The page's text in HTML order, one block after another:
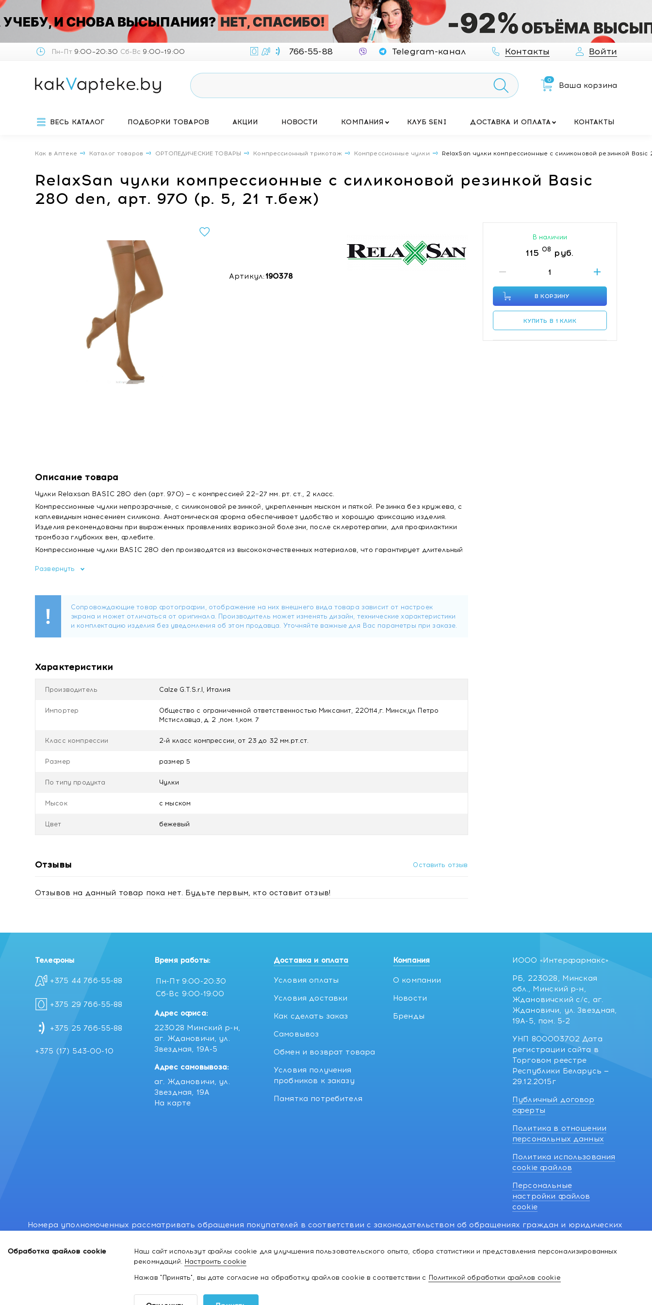
Пн–Пт9:00–20:30 Сб-Вс 9:00–19:00 766-55-88 Telegram-канал Контакты Войти
0
Ваша корзина
ВЕСЬ КАТАЛОГ ПОДБОРКИ ТОВАРОВ АКЦИИ НОВОСТИ КОМПАНИЯ КЛУБ SENI ДОСТАВКА И ОПЛАТА КОНТАКТЫ
Как в Аптеке Каталог товаров ОРТОПЕДИЧЕСКИЕ ТОВАРЫ Компрессионный трикотаж Компрессионные чулки RelaxSan чулки компрессионные с силиконовой резинкой Basic
RelaxSan чулки компрессионные с силиконовой резинкой Basic
280 den, арт. 970 (р. 5, 21 т.беж)
Артикул:190378
Описание товара
Чулки Relaxsan BASIC 280 den (арт. 970) — с компрессией 22−27 мм. рт. ст., 2 класс.
Компрессионные чулки непрозрачные, с силиконовой резинкой, укрепленным мыском и пяткой. Резинка без кружева, с
каплевидным нанесением силикона. Анатомическая форма обеспечивает удобство и хорошую фиксацию изделия.
Изделия рекомендованы при выраженных проявлениях варикозной болезни, после склеротерапии, для профилактики
тромбоза глубоких вен, флебите.
Компрессионные чулки BASIC 280 den производятся из высококачественных материалов, что гарантирует длительный
Развернуть
Характеристики
Производитель Calze G.T.S.r.l, Италия
Импортер
Общество с ограниченной ответственностью Миксанит, 220114,г. Минск,ул Петро
Мстиславца, д. 2 ,пом. 1,ком. 7
Класс компрессии 2-й класс компрессии, от 23 до 32 мм.рт.ст.
Размер размер 5
По типу продукта Чулки
Мысок с мыском
Цвет бежевый
Отзывы Оставить отзыв
Отзывов на данный товар пока нет. Будьте первым, кто оставит отзыв!
В наличии
115 08 руб.
В КОРЗИНУ
КУПИТЬ В 1 КЛИК
Обработка файлов cookie
Наш сайт использут файлы cookie для улучшения пользовательского опыта, сбора статистики и представления персонализированных
рекомндаций. Настроить cookie
Нажав "Принять", вы дате согласие на обработку файлов cookie в соответствии с Политикой обработки файлов cookie
Телефоны
+375 44 766-55-88
+375 29 766-55-88
+375 25 766-55-88
+375 (17) 543-00-10
Время работы:
Пн-Пт 9:00-20:30
Сб-Вс 9:00-19:00
Адрес офиса:
223028 Минский р-н,
аг. Ждановичи, ул.
Звездная, 19А-5
Адрес самовывоза:
аг. Ждановичи, ул.
Звездная, 19А
На карте
Доставка и оплата
Условия оплаты
Условия доставки
Как сделать заказ
Самовывоз
Обмен и возврат товара
Условия получения
пробников к заказу
Памятка потребителя
Компания
О компании
Новости
Бренды
ИООО «Интерфармакс»
РБ, 223028, Минская
обл., Минский р-н,
Ждановичский с/с, аг.
Ждановичи, ул. Звездная,
19А-5, пом. 5-2
УНП 800003702 Дата
регистрации сайта в
Торговом реестре
Республики Беларусь —
29.12.2015г
Публичный договор
оферты
Политика в отношении
персональных данных
Политика использования
cookie файлов
Персональные
настройки файлов
cookie
Номера уполномоченных рассматривать обращения покупателей в соответствии с законодательством об обращениях граждан и юридических
Номер и адрес электронной почты лица, уполномоченного рассматривать обращения покупателей о нарушении их прав, предусмотренных
законодательством о защите прав потребителей:766-55-88 (для всех мобильных операторов), info@kakvapteke.by